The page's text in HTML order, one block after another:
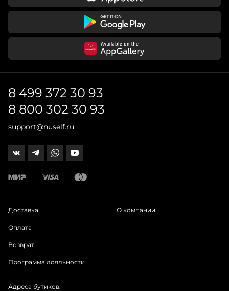
8 499 372 30 93
8 800 302 30 93
support@nuself.ru
Доставка
Оплата
Возврат
Программа лояльности
О компании
Адреса бутиков: